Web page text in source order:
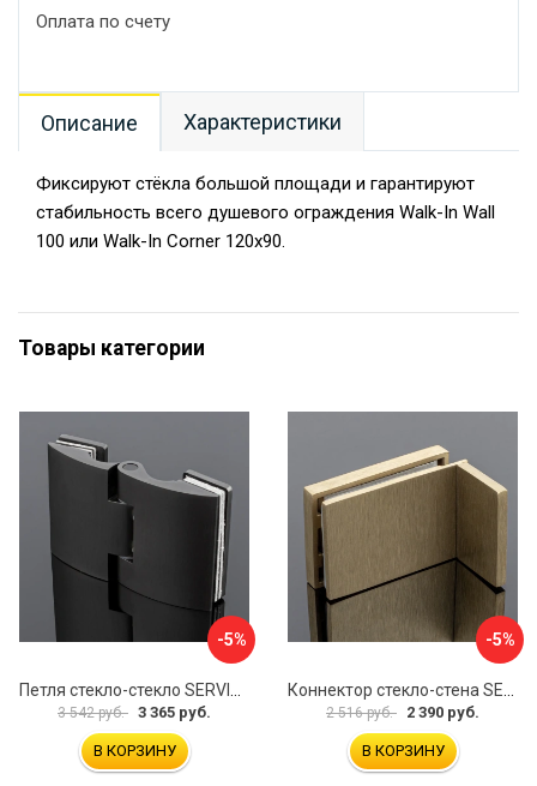
Оплата по счету
Описание Характеристики
Фиксируют стёкла большой площади и гарантируют
стабильность всего душевого ограждения Walk-In Wall
100 или Walk-In Corner 120x90.
Товары категории
-5%
3 542 руб. 3 365 руб.
В КОРЗИНУ
-5%
2 516 руб. 2 390 руб.
В КОРЗИНУ